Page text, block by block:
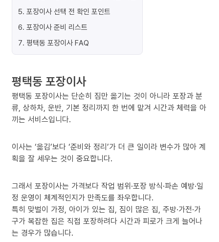
5. 포장이사 선택 전 확인 포인트
6. 포장이사 준비 리스트
7. 평택동 포장이사 FAQ
평택동 포장이사
평택동 포장이사는 단순히 짐만 옮기는 것이 아니라 포장과 분
류, 상하차, 운반, 기본 정리까지 한 번에 맡겨 시간과 체력을 아
끼는 서비스입니다.
이사는 ‘옮김’보다 ‘준비와 정리’가 더 큰 일이라 변수가 많아 계
획을 잘 세우는 것이 중요합니다.
그래서 포장이사는 가격보다 작업 범위·포장 방식·파손 예방·일
정 운영이 체계적인지가 만족도를 좌우합니다.
특히 맞벌이 가정, 아이가 있는 집, 짐이 많은 집, 주방·가전·가
구가 복잡한 집은 직접 포장하려다 시간과 피로가 크게 늘어나
는 경우가 많습니다.